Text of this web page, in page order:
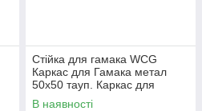
Стійка для гамака WCG
Каркас для Гамака метал
50х50 тауп. Каркас для
одномісних і двомісних
В наявності